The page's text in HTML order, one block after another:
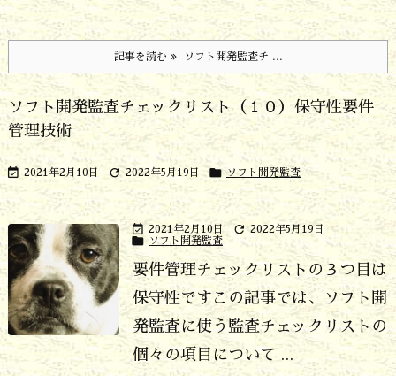
記事を読む ソフト開発監査チ ...
ソフト開発監査チェックリスト（１０）保守性要件
管理技術
 2021年2月10日  2022年5月19日  ソフト開発監査
 2021年2月10日  2022年5月19日
 ソフト開発監査
要件管理チェックリストの３つ目は
保守性です この記事では、ソフト開
発監査に使う監査チェックリストの
個々の項目について ...